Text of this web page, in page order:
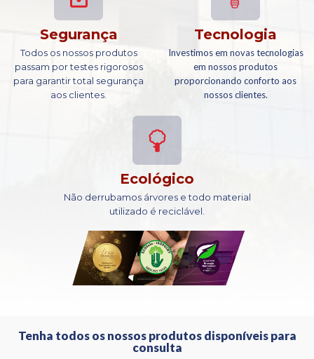
Segurança
Todos os nossos produtos
passam por testes rigorosos
para garantir total segurança
aos clientes.
Tecnologia
Investimos em novas tecnologias
em nossos produtos
proporcionando conforto aos
nossos clientes.
Ecológico
Não derrubamos árvores e todo material
utilizado é reciclável.
Tenha todos os nossos produtos disponíveis para
consulta